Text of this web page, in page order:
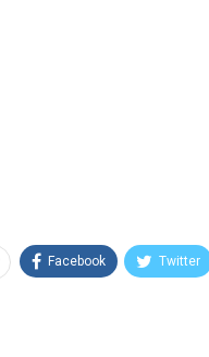
Facebook Twitter